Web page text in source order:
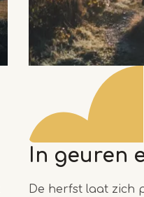
In geuren
De herfst laat zich